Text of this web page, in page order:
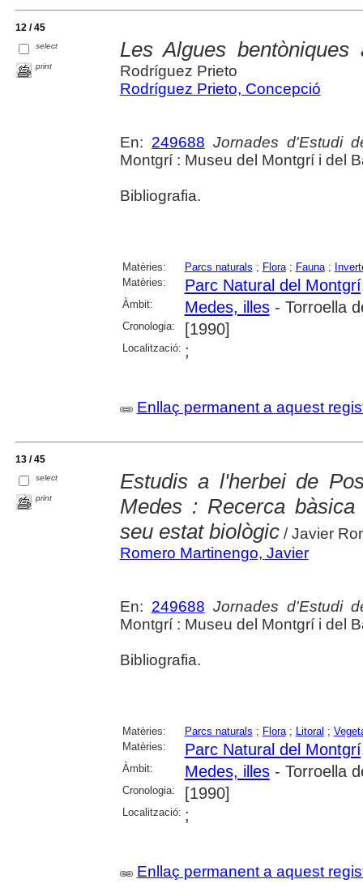
12 / 45
select
print
Les Algues
Rodríguez Prieto
Rodríguez Prieto, Concepció
En: 249688 Jornades d'Estudi
Montgrí : Museu del Montgrí i del
Bibliografia.
Matèries: Parcs naturals ; Flora; Fauna;
Matèries:
Parc Natural del
Àmbit: Medes, illes- Torroella
Cronologia: [1990]
Localització: ;
Enllaç permanent a aquest
13 / 45
select
print
Estudis a l'herbei de
Medes : Recerca
seu estat biològic/ Javier
Romero Martinengo, Javier
En: 249688 Jornades d'Estudi
Montgrí : Museu del Montgrí i del
Bibliografia.
Matèries: Parcs naturals ; Flora; Litoral ;
Matèries:
Parc Natural del
Àmbit: Medes, illes- Torroella
Cronologia: [1990]
Localització: ;
Enllaç permanent a aquest